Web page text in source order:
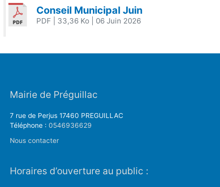
Conseil Municipal Juin
PDF | 33,36 Ko | 06 Juin 2026
Mairie de Préguillac
7 rue de Perjus 17460 PREGUILLAC
Téléphone : 0546936629
Nous contacter
Horaires d’ouverture au public :